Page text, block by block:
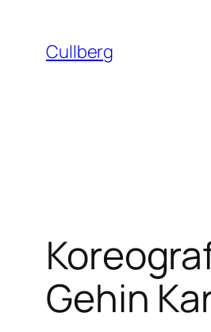
innehåll
Cullberg
Gehin